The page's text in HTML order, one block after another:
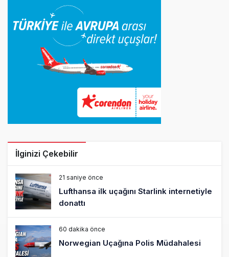
İlginizi Çekebilir
21 saniye önce
Lufthansa ilk uçağını Starlink internetiyle
donattı
60 dakika önce
Norwegian Uçağına Polis Müdahalesi